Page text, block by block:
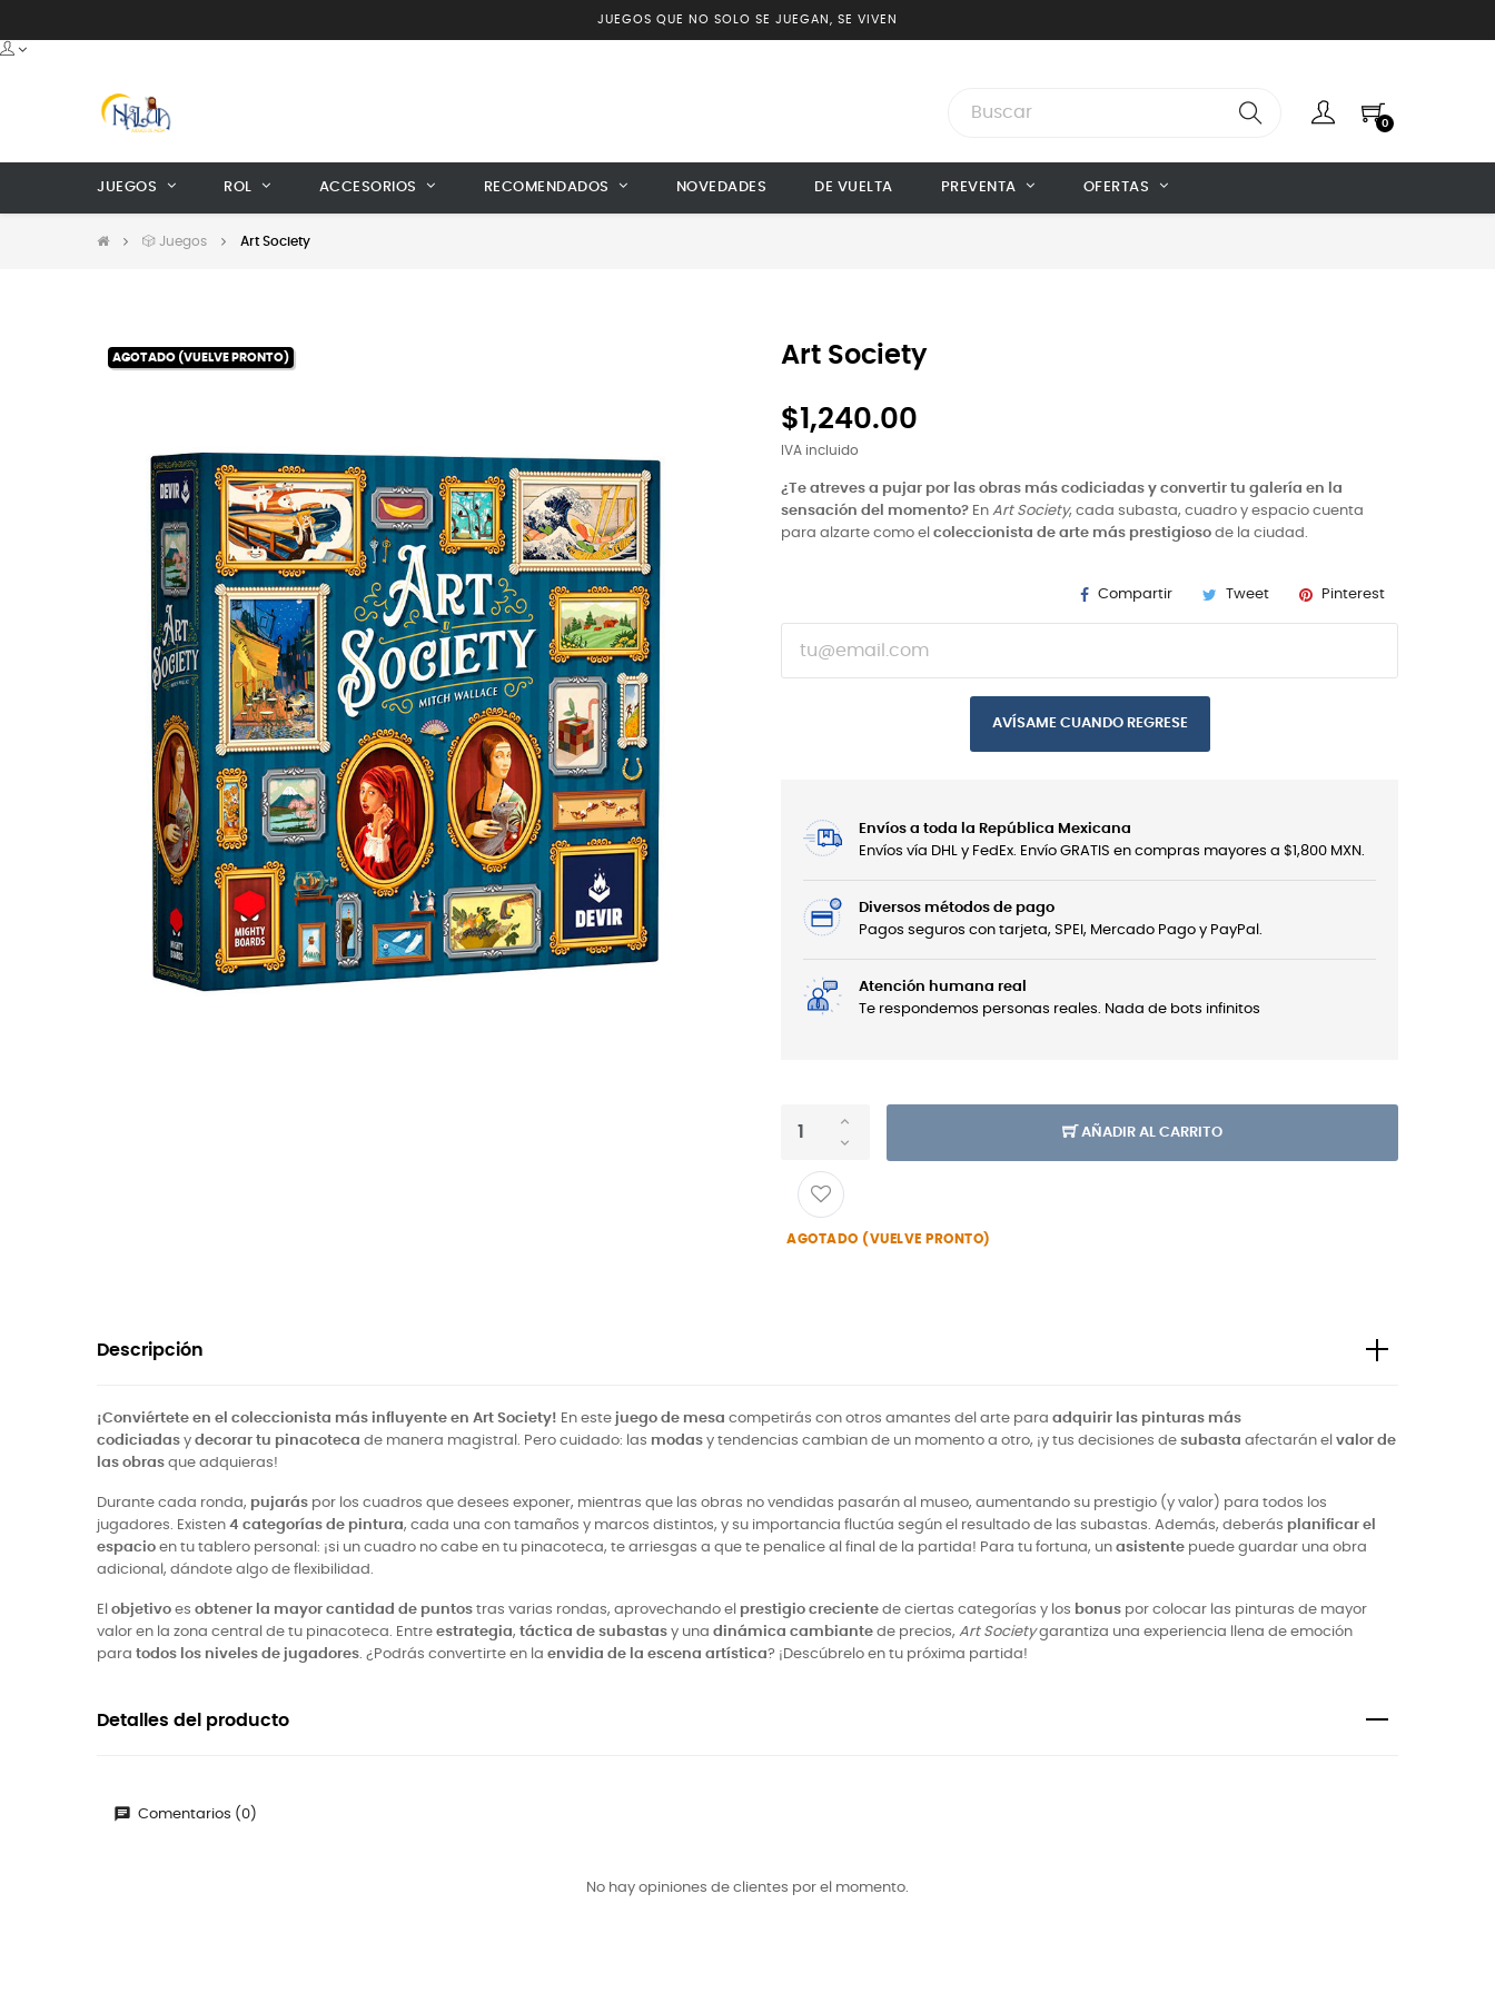
JUEGOS QUE NO SOLO SE JUEGAN, SE VIVEN
0
JUEGOS ROL ACCESORIOS RECOMENDADOS NOVEDADES DE VUELTA PREVENTA OFERTAS
🎲 Juegos Art Society
AGOTADO (VUELVE PRONTO) Art Society
$1,240.00
IVA incluido
¿Te atreves a pujar por las obras más codiciadas y convertir tu galería en la
sensación del momento? En Art Society, cada subasta, cuadro y espacio cuenta
para alzarte como el coleccionista de arte más prestigioso de la ciudad.
Compartir Tweet Pinterest
AVÍSAME CUANDO REGRESE
Envíos a toda la República Mexicana
Envíos vía DHL y FedEx. Envío GRATIS en compras mayores a $1,800 MXN.
Diversos métodos de pago
Pagos seguros con tarjeta, SPEI, Mercado Pago y PayPal.
Atención humana real
Te respondemos personas reales. Nada de bots infinitos
AÑADIR AL CARRITO
AGOTADO (VUELVE PRONTO)
Descripción
¡Conviértete en el coleccionista más influyente en Art Society! En este juego de mesa competirás con otros amantes del arte para adquirir las pinturas más
codiciadas y decorar tu pinacoteca de manera magistral. Pero cuidado: las modas y tendencias cambian de un momento a otro, ¡y tus decisiones de subasta afectarán el valor de
las obras que adquieras!
Durante cada ronda, pujarás por los cuadros que desees exponer, mientras que las obras no vendidas pasarán al museo, aumentando su prestigio (y valor) para todos los
jugadores. Existen 4 categorías de pintura, cada una con tamaños y marcos distintos, y su importancia fluctúa según el resultado de las subastas. Además, deberás planificar el
espacio en tu tablero personal: ¡si un cuadro no cabe en tu pinacoteca, te arriesgas a que te penalice al final de la partida! Para tu fortuna, un asistente puede guardar una obra
adicional, dándote algo de flexibilidad.
El objetivo es obtener la mayor cantidad de puntos tras varias rondas, aprovechando el prestigio creciente de ciertas categorías y los bonus por colocar las pinturas de mayor
valor en la zona central de tu pinacoteca. Entre estrategia, táctica de subastas y una dinámica cambiante de precios, Art Societygarantiza una experiencia llena de emoción
para todos los niveles de jugadores. ¿Podrás convertirte en la envidia de la escena artística? ¡Descúbrelo en tu próxima partida!
Detalles del producto
Comentarios (0)
No hay opiniones de clientes por el momento.